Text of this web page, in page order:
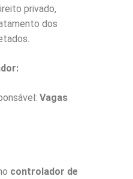
privado,
dos
Vagas
controlador de